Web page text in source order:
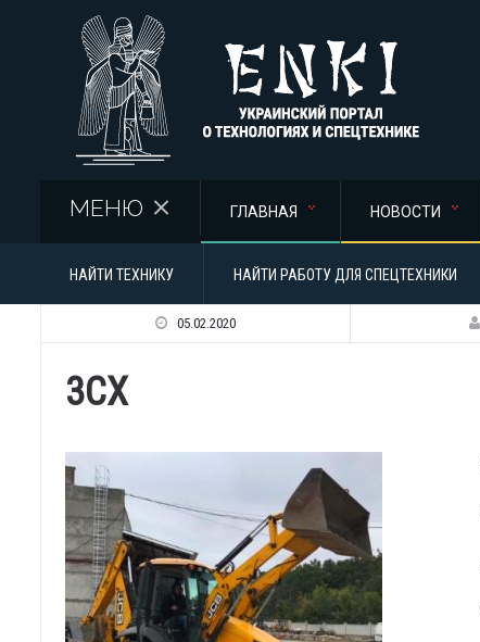
МЕНЮ ГЛАВНАЯ НОВОСТИ
НАЙТИ ТЕХНИКУ НАЙТИ РАБОТУ ДЛЯ СПЕЦТЕХНИКИ
05.02.2020
3CX